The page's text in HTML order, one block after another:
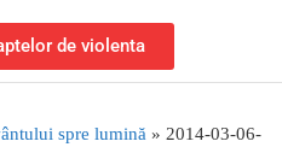
de violenta
spre lumină » 2014-03-06-